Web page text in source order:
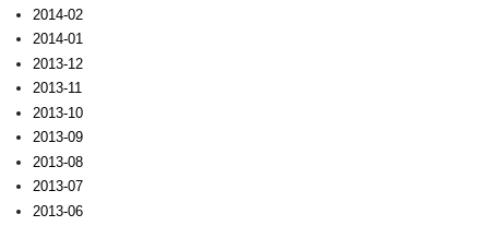
2014-02
2014-01
2013-12
2013-11
2013-10
2013-09
2013-08
2013-07
2013-06